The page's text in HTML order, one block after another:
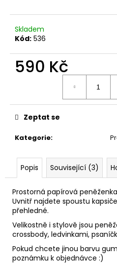
Skladem
Kód: 536
590 Kč
Kategorie:
Zeptat se
Popis Související (3)
Prostorná papírová
Uvnitř najdete spoustu
přehledné.
Velikostně i stylově jsou
crossbody, ledvinkami,
Pokud chcete jinou barvu
poznámku k objednávce :)
D
o
p
r
u
j
e
m
e
PAPÍROVÁ
KAPSIČKA
S
ŘETĚZEM//
BLACK
+
DARK
SILVER
590
Kč